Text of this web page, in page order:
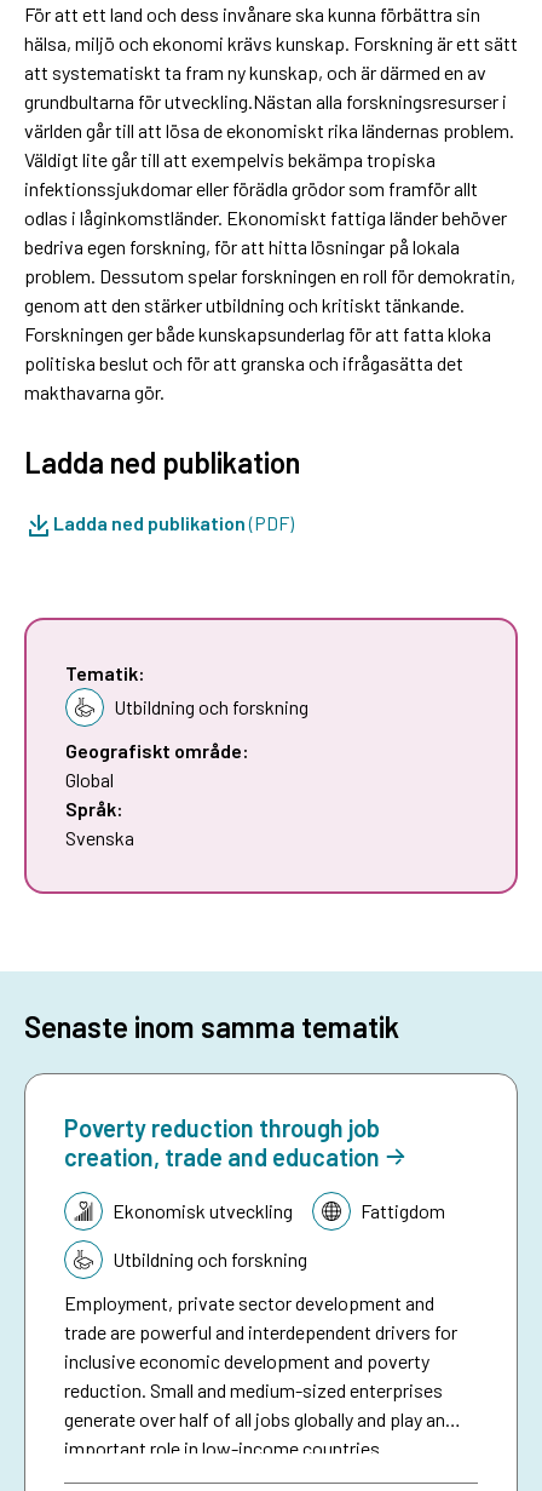
För att ett land och dess invånare ska kunna förbättra sin
hälsa, miljö och ekonomi krävs kunskap. Forskning är ett sätt
att systematiskt ta fram ny kunskap, och är därmed en av
grundbultarna för utveckling.Nästan alla forskningsresurser i
världen går till att lösa de ekonomiskt rika ländernas problem.
Väldigt lite går till att exempelvis bekämpa tropiska
infektionssjukdomar eller förädla grödor som framför allt
odlas i låginkomstländer. Ekonomiskt fattiga länder behöver
bedriva egen forskning, för att hitta lösningar på lokala
problem. Dessutom spelar forskningen en roll för demokratin,
genom att den stärker utbildning och kritiskt tänkande.
Forskningen ger både kunskapsunderlag för att fatta kloka
politiska beslut och för att granska och ifrågasätta det
makthavarna gör.
Ladda ned publikation
Ladda ned publikation(PDF)
Tematik:
Utbildning och forskning
Geografiskt område:
Global
Språk:
Svenska
Senaste inom samma tematik
Poverty reduction through job
creation, trade and education
Tematik:Ekonomisk utveckling Fattigdom
Utbildning och forskning
Employment, private sector development and
trade are powerful and interdependent drivers for
inclusive economic development and poverty
reduction. Small and medium-sized enterprises
generate over half of all jobs globally and play an
important role in low-income countries.
Employment is the main source of income for